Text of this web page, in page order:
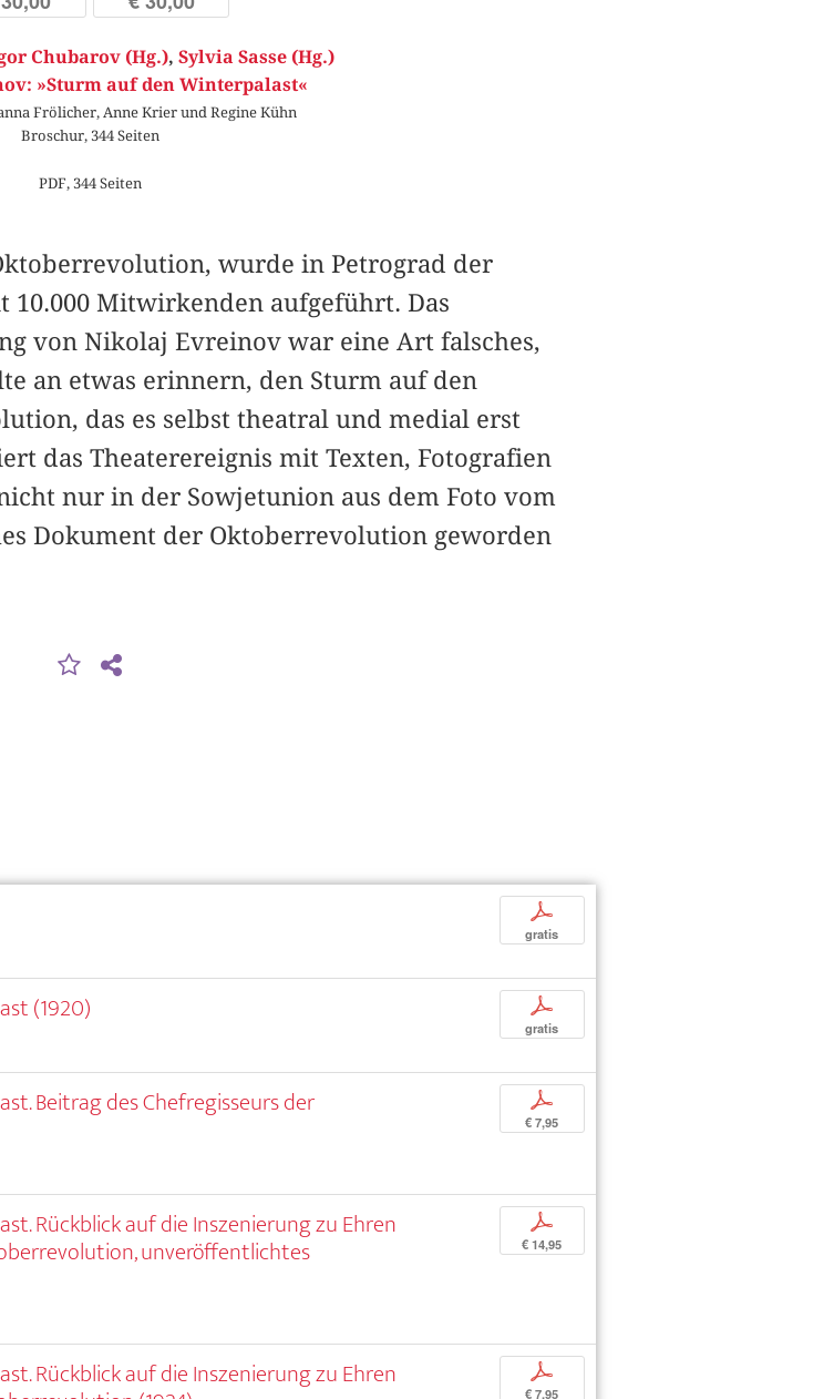
Chubarov (Hg.), Sylvia Sasse (Hg.)
»Sturm auf den Winterpalast«
Frölicher, Anne Krier und Regine Kühn
Broschur, 344 Seiten
PDF, 344 Seiten
wurde in Petrograd der
10.000 Mitwirkenden aufgeführt. Das
von Nikolaj Evreinov war eine Art falsches,
an etwas erinnern, den Sturm auf den
das es selbst theatral und medial erst
das Theaterereignis mit Texten, Fotografien
nur in der Sowjetunion aus dem Foto vom
Dokument der Oktober­revolution geworden
p
gratis
(1920) p
gratis
Beitrag des Chefregisseurs der p
€ 7,95
Rückblick auf die Inszenierung zu Ehren
unveröffentlichtes
p
€ 14,95
Rückblick auf die Inszenierung zu Ehren p
€ 7,95